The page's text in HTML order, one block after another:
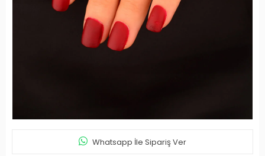
Whatsapp İle Sipariş Ver